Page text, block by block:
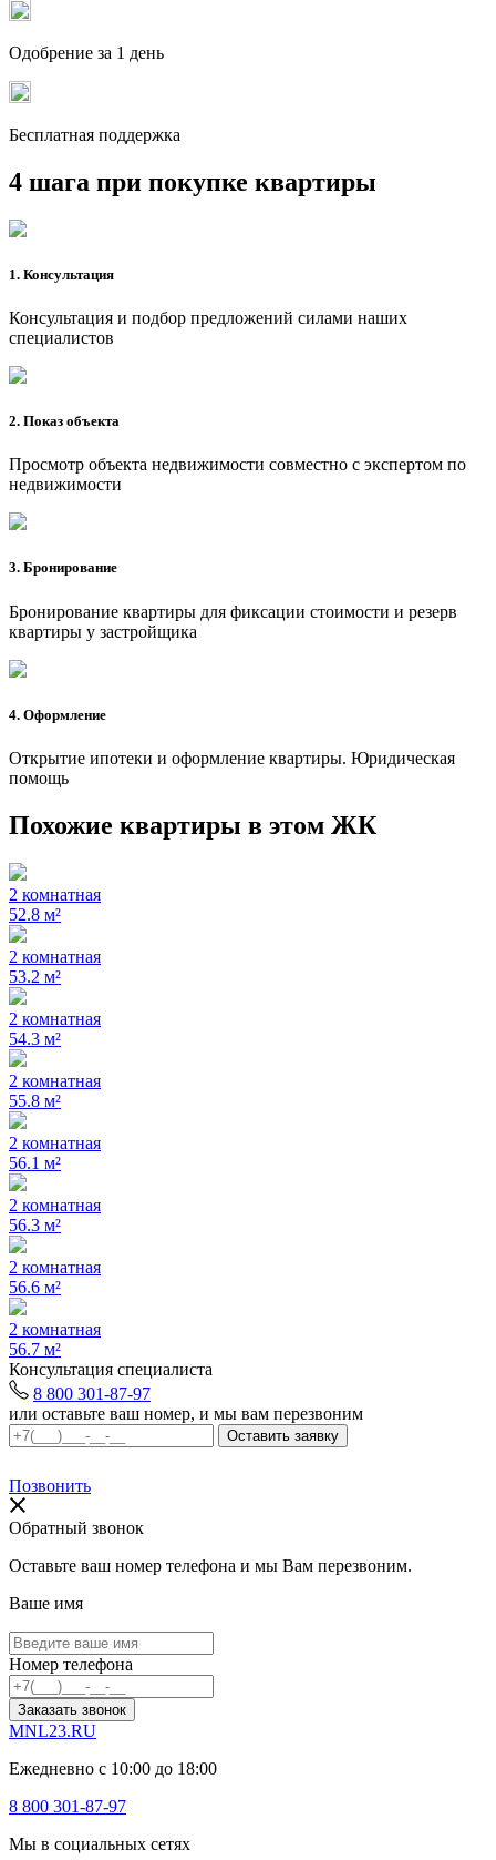
Одобрение за 1 день
Бесплатная поддержка
4 шага при покупке квартиры
1. Консультация
Консультация и подбор предложений силами наших
специалистов
2. Показ объекта
Просмотр объекта недвижимости совместно с экспертом по
недвижимости
3. Бронирование
Бронирование квартиры для фиксации стоимости и резерв
квартиры у застройщика
4. Оформление
Открытие ипотеки и оформление квартиры. Юридическая
помощь
Похожие квартиры в этом ЖК
2 комнатная
52.8 м²
2 комнатная
53.2 м²
2 комнатная
54.3 м²
2 комнатная
55.8 м²
2 комнатная
56.1 м²
2 комнатная
56.3 м²
2 комнатная
56.6 м²
2 комнатная
56.7 м²
Консультация специалиста
8 800 301-87-97
или оставьте ваш номер, и мы вам перезвоним
Позвонить
Обратный звонок
Оставьте ваш номер телефона и мы Вам перезвоним.
Ваше имя
Номер телефона
Заказать звонок
MNL23.RU
Ежедневно с 10:00 до 18:00
8 800 301-87-97
Мы в социальных сетях